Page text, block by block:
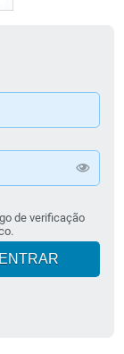
de verificação
ENTRAR